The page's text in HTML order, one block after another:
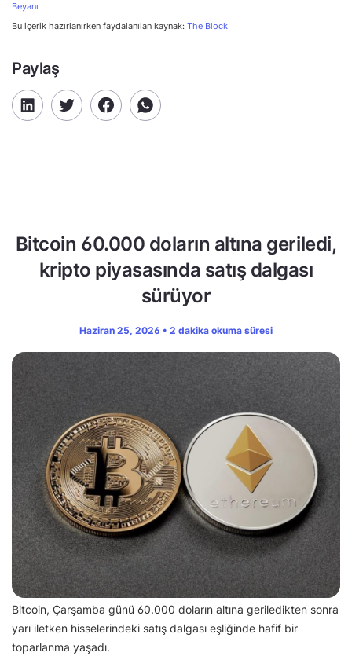
Beyanı
Bu içerik hazırlanırken faydalanılan kaynak: The Block
Paylaş
Bitcoin 60.000 doların altına geriledi,
kripto piyasasında satış dalgası
sürüyor
Haziran 25, 2026 • 2 dakika okuma süresi
Bitcoin, Çarşamba günü 60.000 doların altına geriledikten sonra
yarı iletken hisselerindeki satış dalgası eşliğinde hafif bir
toparlanma yaşadı.